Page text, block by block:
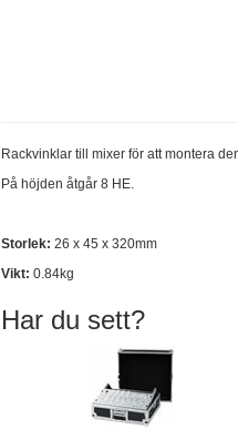
Rackvinklar till mixer för att montera
På höjden åtgår 8 HE.
Storlek: 26 x 45 x 320mm
Vikt: 0.84kg
Har du sett?